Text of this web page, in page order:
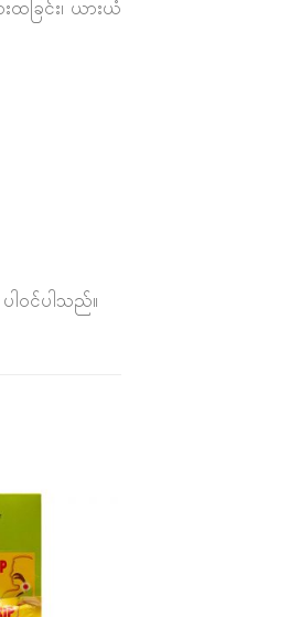
ထခြင်း၊ ယားယံ
ဝင်ပါသည်။